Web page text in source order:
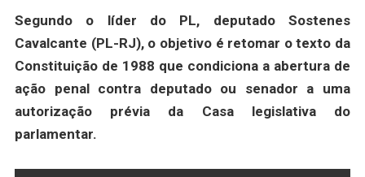
Segundo o líder do PL, deputado Sostenes
Cavalcante (PL-RJ), o objetivo é retomar o texto da
Constituição de 1988 que condiciona a abertura de
ação penal contra deputado ou senador a uma
autorização prévia da Casa legislativa do
parlamentar.